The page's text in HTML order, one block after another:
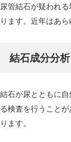
尿管結石が疑われ
ります。近年はあ
結石成分分析
結石が尿とともに
る検査を行うこと
ります。